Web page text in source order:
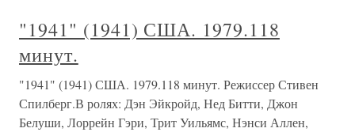
"1941" (1941) США. 1979.118
минут.
"1941" (1941) США. 1979.118 минут. Режиссер Стивен
Спилберг.В ролях: Дэн Эйкройд, Нед Битти, Джон
Белуши, Лоррейн Гэри, Трит Уильямс, Нэнси Аллен,